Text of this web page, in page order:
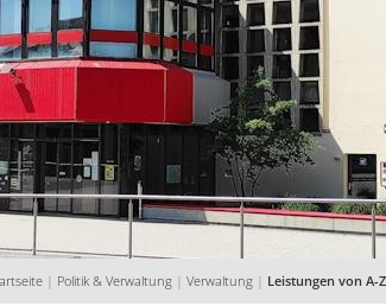
| Politik & Verwaltung | Verwaltung | Leistungen von A-Z